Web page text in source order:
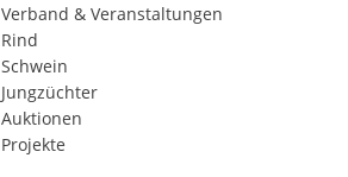
Verband & Veranstaltungen
Rind
Schwein
Jungzüchter
Auktionen
Projekte